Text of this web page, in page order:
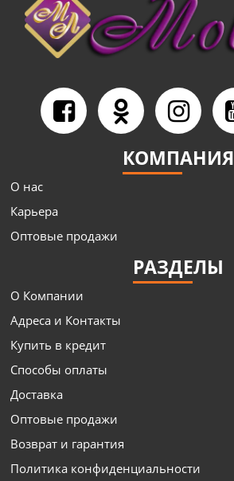
КОМПАНИЯ
О нас
Карьера
Оптовые продажи
РАЗДЕЛЫ
О Компании
Адреса и Контакты
Купить в кредит
Способы оплаты
Доставка
Оптовые продажи
Возврат и гарантия
Политика конфиденциальности